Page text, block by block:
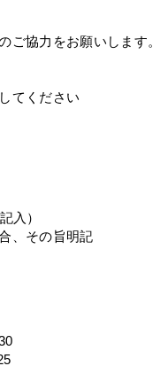
協力をお願いします。
てください
入）
、その旨明記